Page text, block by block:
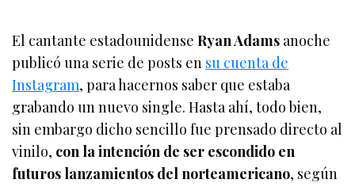
El cantante estadounidenseRyan Adams anoche
publicó una serie de posts en su cuenta de
Instagram, para hacernos saber que estaba
grabando un nuevo single. Hasta ahí, todo bien,
sin embargo dicho sencillo fue prensado directo al
vinilo, con la intención de ser escondido en
futuros lanzamientos del norteamericano, según